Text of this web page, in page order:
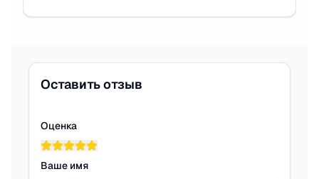
Оставить отзыв
Оценка
Ваше имя